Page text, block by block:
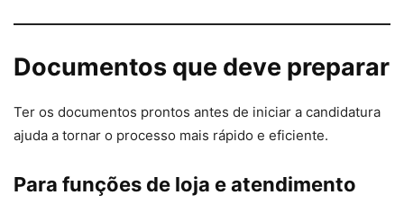
Documentos que deve preparar
Ter os documentos prontos antes de iniciar a candidatura
ajuda a tornar o processo mais rápido e eficiente.
Para funções de loja e atendimento